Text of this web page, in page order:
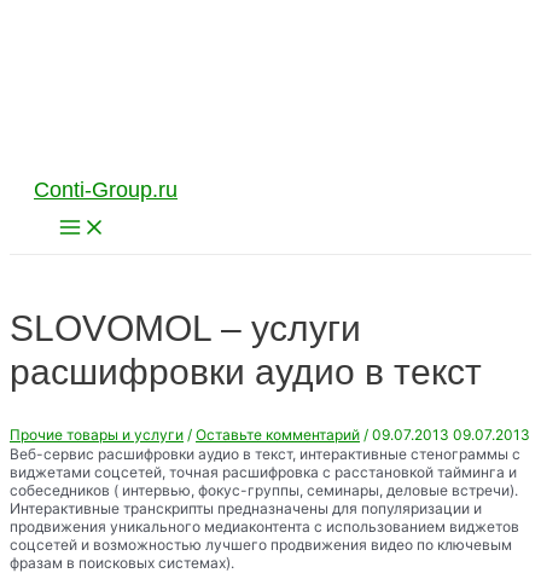
Conti-Group.ru
Main
Menu
SLOVOMOL – услуги
расшифровки аудио в текст
Прочие товары и услуги / Оставьте комментарий / 09.07.2013 09.07.2013
Веб-сервис расшифровки аудио в текст, интерактивные стенограммы с
виджетами соцсетей, точная расшифровка с расстановкой тайминга и
собеседников ( интервью, фокус-группы, семинары, деловые встречи).
Интерактивные транскрипты предназначены для популяризации и
продвижения уникального медиаконтента с использованием виджетов
соцсетей и возможностью лучшего продвижения видео по ключевым
фразам в поисковых системах).